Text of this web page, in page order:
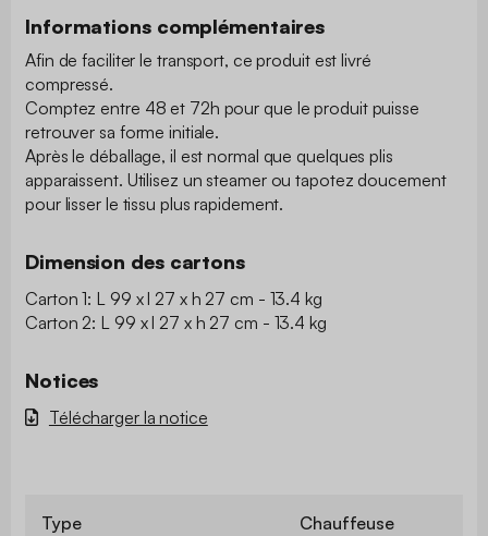
Informations complémentaires
Afin de faciliter le transport, ce produit est livré
compressé.
Comptez entre 48 et 72h pour que le produit puisse
retrouver sa forme initiale.
Après le déballage, il est normal que quelques plis
apparaissent. Utilisez un steamer ou tapotez doucement
pour lisser le tissu plus rapidement.
Dimension des cartons
Carton 1: L 99 x l 27 x h 27 cm - 13.4 kg
Carton 2: L 99 x l 27 x h 27 cm - 13.4 kg
Notices
Télécharger la notice
Type Chauffeuse